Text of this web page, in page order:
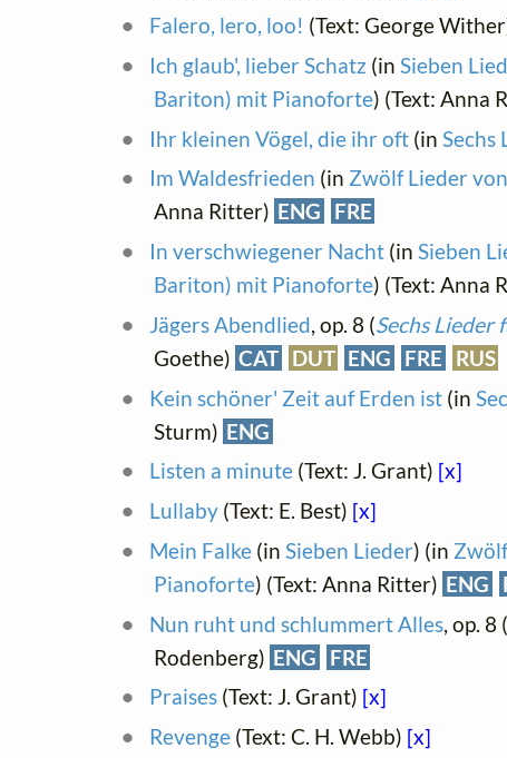
Falero, lero, loo! (Text: George
Ich glaub', lieber Schatz (in Sieben
Bariton) mit Pianoforte) (Text: Anna
Ihr kleinen Vögel, die ihr oft(in
Im Waldesfrieden (in Zwölf Lieder
Anna Ritter) ENG
FRE
In verschwiegener Nacht(in Sieben
Bariton) mit Pianoforte) (Text: Anna
Jägers Abendlied, op. 8 (Sechs Lieder
Goethe) CAT DUT ENG FRE
RUS
Kein schöner' Zeit auf Erden ist(in
Sturm) ENG
Listen a minute(Text: J. Grant) [x]
Lullaby(Text: E. Best) [x]
Mein Falke(in Sieben Lieder) (in
Pianoforte) (Text: Anna Ritter) ENG
Nun ruht und schlummert Alles, op. 8 (
Rodenberg) ENG
FRE
Praises(Text: J. Grant) [x]
Revenge(Text: C. H. Webb) [x]